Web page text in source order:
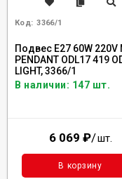
Код: 3366/1
Подвес E27 60W 220V
PENDANT ODL17 419
LIGHT, 3366/1
В наличии: 147 шт.
6 069 ₽/шт.
В корзину